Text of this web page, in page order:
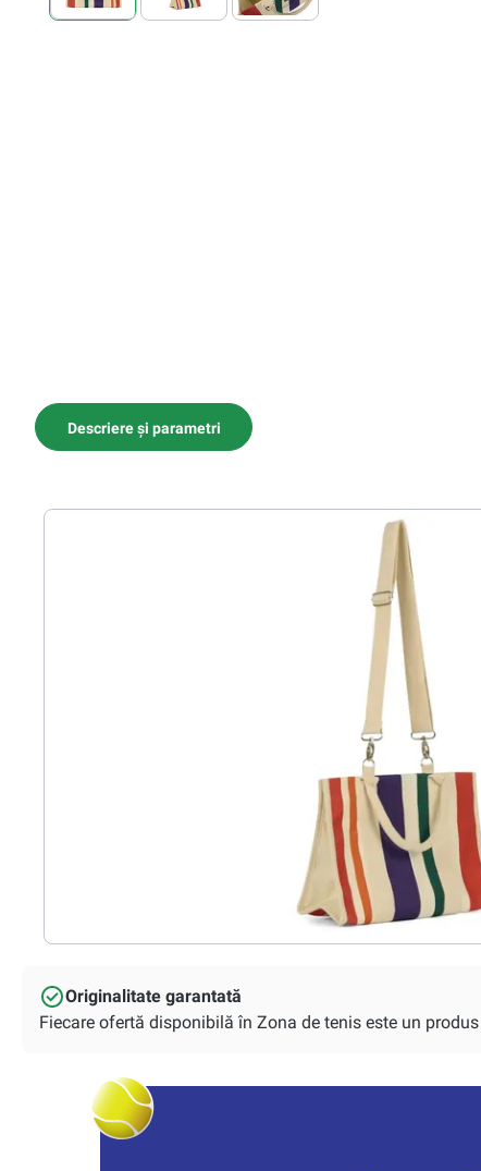
Descriere și parametri
Originalitate garantată
Fiecare ofertă disponibilă în Zona de tenis este un